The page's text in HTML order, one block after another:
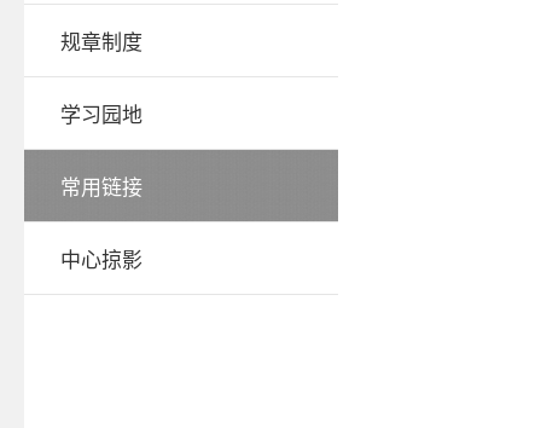
规章制度
学习园地
常用链接
中心掠影